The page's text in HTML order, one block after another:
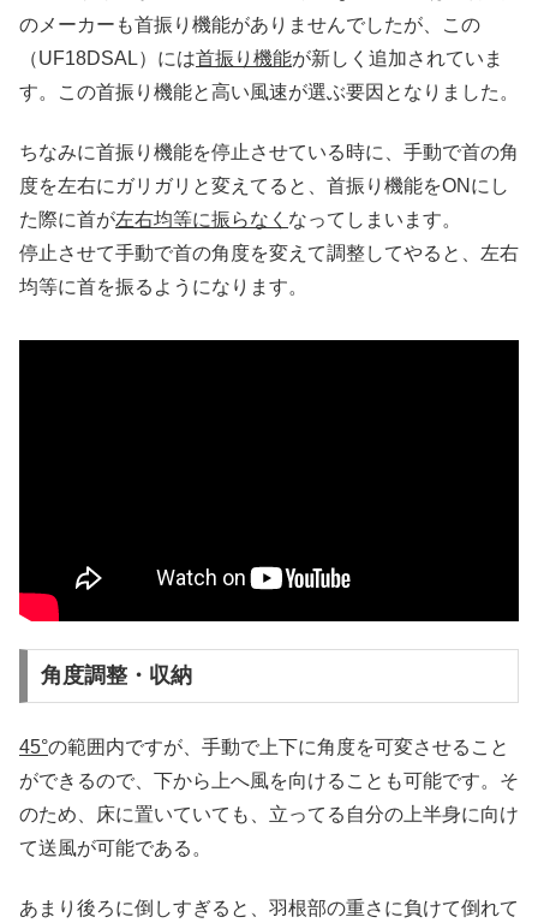
のメーカーも首振り機能がありませんでしたが、この
（UF18DSAL）には首振り機能が新しく追加されていま
す。この首振り機能と高い風速が選ぶ要因となりました。
ちなみに首振り機能を停止させている時に、手動で首の角
度を左右にガリガリと変えてると、首振り機能をONにし
た際に首が左右均等に振らなく なってしまいます。
停止させて手動で首の角度を変えて調整してやると、左右
均等に首を振るようになります。
角度調整・収納
45°の範囲内ですが、手動で上下に角度を可変させること
ができるので、下から上へ風を向けることも可能です。そ
のため、床に置いていても、立ってる自分の上半身に向け
て送風が可能である。
あまり後ろに倒しすぎると、羽根部の重さに負けて倒れて